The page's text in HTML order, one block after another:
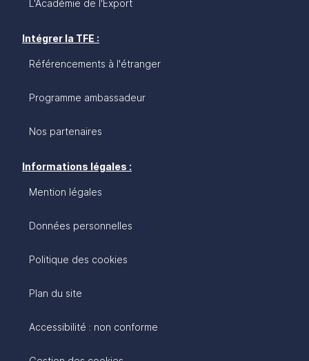
L'Académie de l'Export
Intégrer la TFE :
Référencements à l'étranger
Programme ambassadeur
Nos partenaires
Informations légales :
Mention légales
Données personnelles
Politique des cookies
Plan du site
Accessibilité : non conforme